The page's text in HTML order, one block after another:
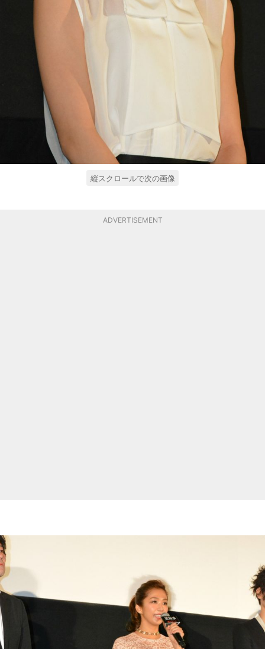
縦スクロールで次の画像
ADVERTISEMENT